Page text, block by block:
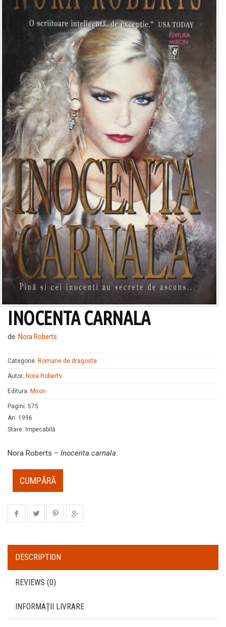
INOCENTA CARNALA
de Nora Roberts
Categorie: Romane de dragoste.
Autor: Nora Roberts.
Editura: Miron
Pagini: 575
An: 1996
Stare: Impecabilă
Nora Roberts – Inocenta carnala.
CUMPĂRĂ
DESCRIPTION
REVIEWS (0)
INFORMAȚII LIVRARE